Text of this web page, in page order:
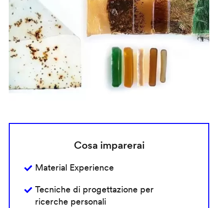
Cosa imparerai
Material Experience
Tecniche di progettazione per
ricerche personali